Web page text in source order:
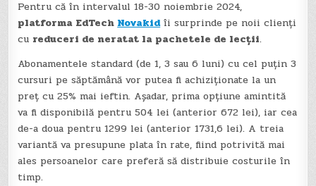
Pentru că în intervalul 18-30 noiembrie 2024,
platforma EdTechNovakidîi surprinde pe noii clienți
cu reduceri de neratat la pachetele de lecții.
Abonamentele standard (de 1, 3 sau 6 luni) cu cel puțin 3
cursuri pe săptămână vor putea fi achiziționate la un
preț cu 25% mai ieftin. Așadar, prima opțiune amintită
va fi disponibilă pentru 504 lei (anterior 672 lei), iar cea
de-a doua pentru 1299 lei (anterior 1731,6 lei). A treia
variantă va presupune plata în rate, fiind potrivită mai
ales persoanelor care preferă să distribuie costurile în
timp.